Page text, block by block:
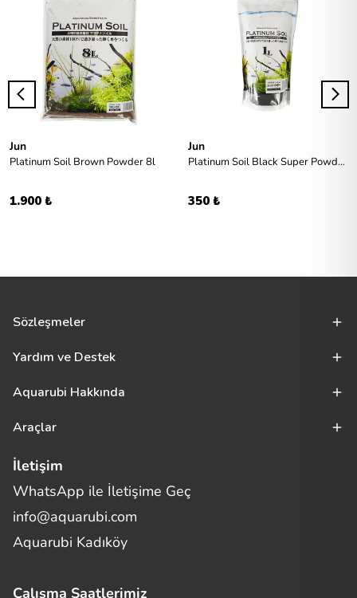
Jun
Platinum Soil Brown Powder 8l
1.900 ₺
Jun
Platinum Soil Black Super Powder 1l
350 ₺
Sözleşmeler
Yardım ve Destek
Aquarubi Hakkında
Araçlar
İletişim
WhatsApp ile İletişime Geç
info@aquarubi.com
Aquarubi Kadıköy
Çalışma Saatlerimiz
Merhaba! Size nasıl yardımcı
olabilirim?